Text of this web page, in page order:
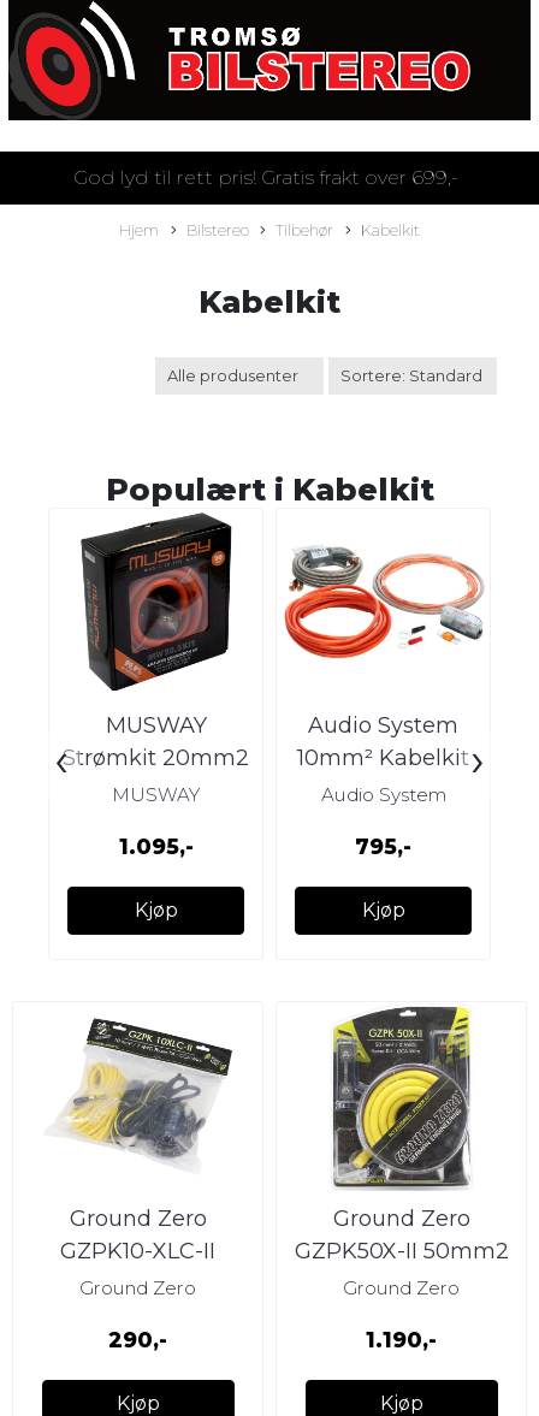
God lyd til rett pris! Gratis frakt over 699,-
Hjem Bilstereo Tilbehør Kabelkit
Kabelkit
Populært i Kabelkit
MUSWAY
Strømkit 20mm2
produsert med
MUSWAY
1.095,-
Kjøp
Audio System
10mm² Kabelkit
OFC, mini ANL,
Audio System
795,-
Kjøp
‹ ›
Ground Zero
GZPK10-XLC-II
Ground Zero
290,-
Kjøp
Ground Zero
GZPK50X-II 50mm2
kabelkit
Ground Zero
1.190,-
Kjøp